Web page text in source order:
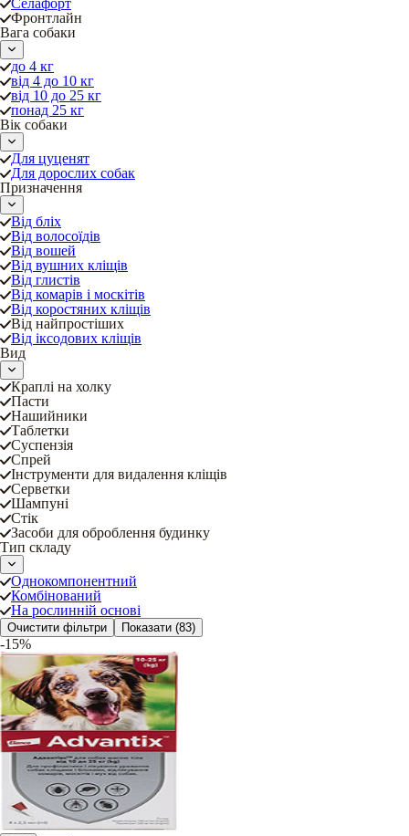
Фронтлайн
Вага собаки
до 4 кг
від 4 до 10 кг
від 10 до 25 кг
понад 25 кг
Вік собаки
Для цуценят
Для дорослих собак
Призначення
Від бліх
Від волосоїдів
Від вошей
Від вушних кліщів
Від глистів
Від комарів і москітів
Від коростяних кліщів
Від найпростіших
Від іксодових кліщів
Вид
Краплі на холку
Пасти
Нашийники
Таблетки
Суспензія
Спрей
Інструменти для видалення кліщів
Серветки
Шампуні
Стік
Засоби для оброблення будинку
Тип складу
Однокомпонентний
Комбінований
На рослинній основі
Очистити фільтри Показати (83)
-15%